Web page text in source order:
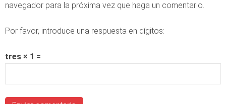
navegador para la próxima vez que haga un comentario.
Por favor, introduce una respuesta en dígitos:
tres × 1 =